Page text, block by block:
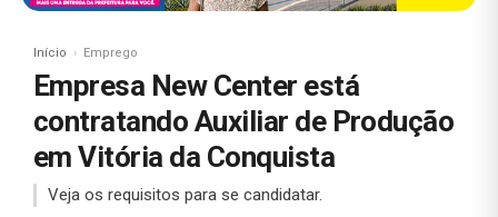
Início Emprego
Empresa New Center está
contratando Auxiliar de Produção
em Vitória da Conquista
Veja os requisitos para se candidatar.